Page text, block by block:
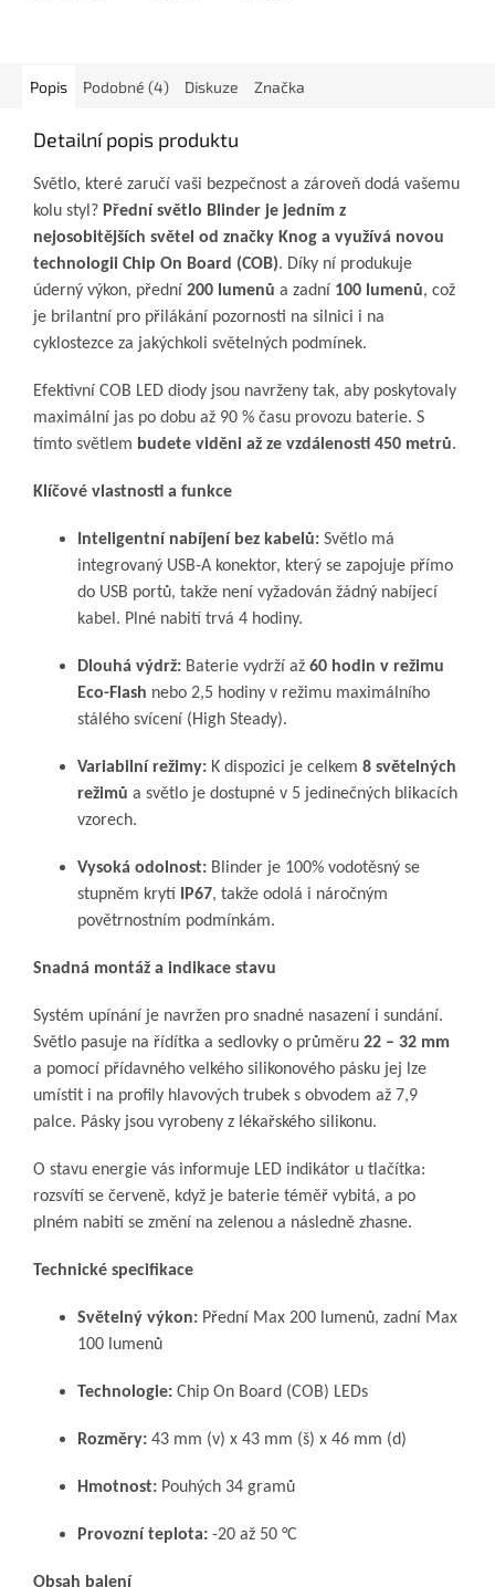
Popis Podobné (4) Diskuze Značka
Detailní popis produktu
Světlo, které zaručí vaši bezpečnost a zároveň dodá vašemu
kolu styl? Přední světlo Blinder je jedním z
nejosobitějších světel od značky Knog a využívá novou
technologii Chip On Board (COB). Díky ní produkuje
úderný výkon, přední 200 lumenů a zadní 100 lumenů, což
je brilantní pro přilákání pozornosti na silnici i na
cyklostezce za jakýchkoli světelných podmínek.
Efektivní COB LED diody jsou navrženy tak, aby poskytovaly
maximální jas po dobu až 90 % času provozu baterie. S
tímto světlem budete viděni až ze vzdálenosti 450 metrů.
Klíčové vlastnosti a funkce
Inteligentní nabíjení bez kabelů: Světlo má
integrovaný USB-A konektor, který se zapojuje přímo
do USB portů, takže není vyžadován žádný nabíjecí
kabel. Plné nabití trvá 4 hodiny.
Dlouhá výdrž: Baterie vydrží až 60 hodin v režimu
Eco-Flash nebo 2,5 hodiny v režimu maximálního
stálého svícení (High Steady).
Variabilní režimy: K dispozici je celkem 8 světelných
režimů a světlo je dostupné v 5 jedinečných blikacích
vzorech.
Vysoká odolnost: Blinder je 100% vodotěsný se
stupněm krytí
IP67, takže odolá i náročným
povětrnostním podmínkám.
Snadná montáž a indikace stavu
Systém upínání je navržen pro snadné nasazení i sundání.
Světlo pasuje na řídítka a sedlovky o průměru 22 – 32 mm
a pomocí přídavného velkého silikonového pásku jej lze
umístit i na profily hlavových trubek s obvodem až 7,9
palce. Pásky jsou vyrobeny z lékařského silikonu.
O stavu energie vás informuje LED indikátor u tlačítka:
rozsvítí se červeně, když je baterie téměř vybitá, a po
plném nabití se změní na zelenou a následně zhasne.
Technické specifikace
Světelný výkon: Přední Max 200 lumenů, zadní Max
100 lumenů
Technologie: Chip On Board (COB) LEDs
Rozměry: 43 mm (v) x 43 mm (š) x 46 mm (d)
Hmotnost: Pouhých 34 gramů
Provozní teplota: -20 až 50 °C
Obsah balení